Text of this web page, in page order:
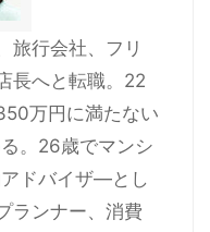
旅行会社、フリ
長へと転職。22
万円に満たない
。26歳でマンシ
ドバイザ―とし
ランナー、消費